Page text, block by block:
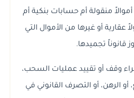
منقولة أم حسابات بنكية أم
عقارية أو غيرها من الأموال التي
قانوناً تجميدها.
وقف أو تقييد عمليات السحب،
أو الرهن، أو التصرف القانوني في